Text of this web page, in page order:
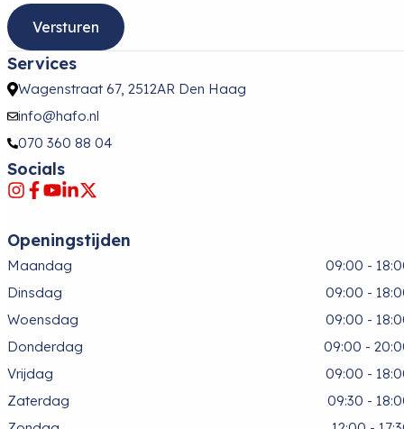
Services
Wagenstraat 67, 2512AR Den Haag
info@hafo.nl
070 360 88 04
Socials
Openingstijden
Maandag
09:00 -
Dinsdag
09:00 -
Woensdag
09:00 -
Donderdag
09:00 -
Vrijdag
09:00 -
Zaterdag
09:30 -